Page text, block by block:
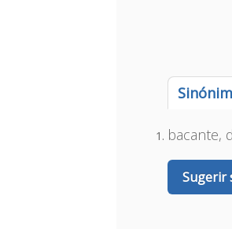
bacante,
Sugerir